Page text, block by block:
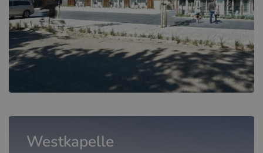
Westkapelle